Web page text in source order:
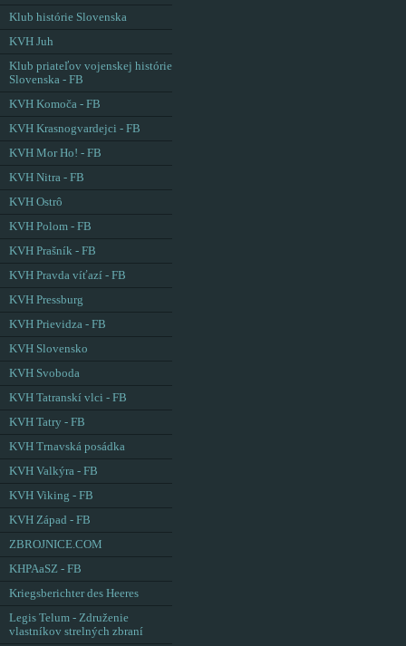
Klub histórie Slovenska
KVH Juh
Klub priateľov vojenskej histórie
Slovenska - FB
KVH Komoča - FB
KVH Krasnogvardejci - FB
KVH Mor Ho! - FB
KVH Nitra - FB
KVH Ostrô
KVH Polom - FB
KVH Prašník - FB
KVH Pravda víťazí - FB
KVH Pressburg
KVH Prievidza - FB
KVH Slovensko
KVH Svoboda
KVH Tatranskí vlci - FB
KVH Tatry - FB
KVH Trnavská posádka
KVH Valkýra - FB
KVH Viking - FB
KVH Západ - FB
ZBROJNICE.COM
KHPAaSZ - FB
Kriegsberichter des Heeres
Legis Telum - Združenie
vlastníkov strelných zbraní